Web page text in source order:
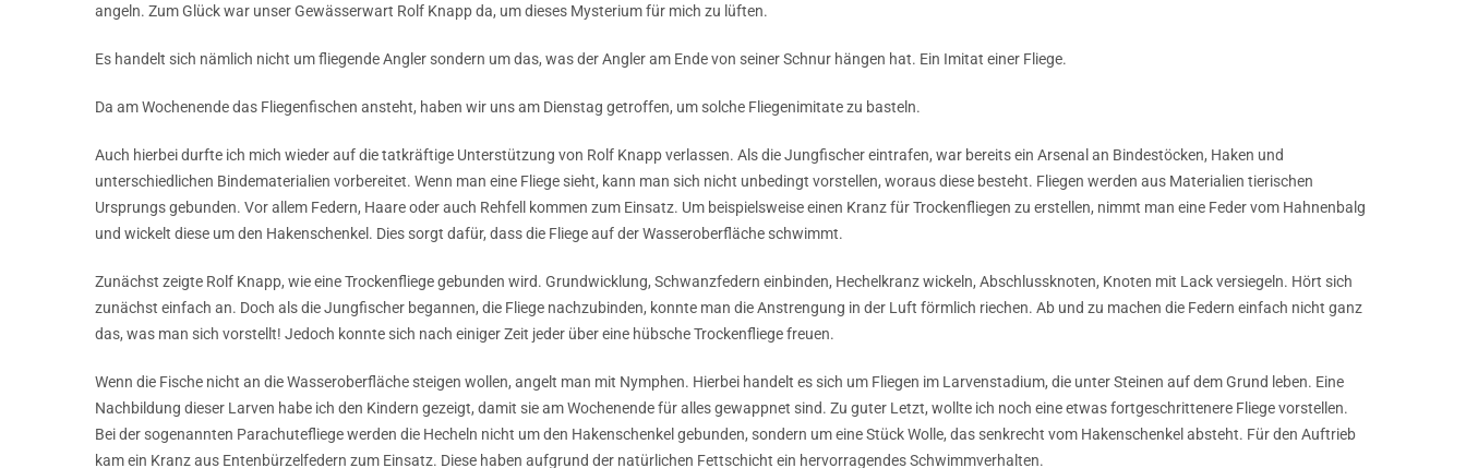
angeln. Zum Glück war unser Gewässerwart Rolf Knapp da, um dieses Mysterium für mich zu lüften.
Es handelt sich nämlich nicht um fliegende Angler sondern um das, was der Angler am Ende von seiner Schnur hängen hat. Ein Imitat einer Fliege.
Da am Wochenende das Fliegenfischen ansteht, haben wir uns am Dienstag getroffen, um solche Fliegenimitate zu basteln.
Auch hierbei durfte ich mich wieder auf die tatkräftige Unterstützung von Rolf Knapp verlassen. Als die Jungfischer eintrafen, war bereits ein Arsenal an Bindestöcken, Haken und
unterschiedlichen Bindematerialien vorbereitet. Wenn man eine Fliege sieht, kann man sich nicht unbedingt vorstellen, woraus diese besteht. Fliegen werden aus Materialien tierischen
Ursprungs gebunden. Vor allem Federn, Haare oder auch Rehfell kommen zum Einsatz. Um beispielsweise einen Kranz für Trockenfliegen zu erstellen, nimmt man eine Feder vom Hahnenbalg
und wickelt diese um den Hakenschenkel. Dies sorgt dafür, dass die Fliege auf der Wasseroberfläche schwimmt.
Zunächst zeigte Rolf Knapp, wie eine Trockenfliege gebunden wird. Grundwicklung, Schwanzfedern einbinden, Hechelkranz wickeln, Abschlussknoten, Knoten mit Lack versiegeln. Hört sich
zunächst einfach an. Doch als die Jungfischer begannen, die Fliege nachzubinden, konnte man die Anstrengung in der Luft förmlich riechen. Ab und zu machen die Federn einfach nicht ganz
das, was man sich vorstellt! Jedoch konnte sich nach einiger Zeit jeder über eine hübsche Trockenfliege freuen.
Wenn die Fische nicht an die Wasseroberfläche steigen wollen, angelt man mit Nymphen. Hierbei handelt es sich um Fliegen im Larvenstadium, die unter Steinen auf dem Grund leben. Eine
Nachbildung dieser Larven habe ich den Kindern gezeigt, damit sie am Wochenende für alles gewappnet sind. Zu guter Letzt, wollte ich noch eine etwas fortgeschrittenere Fliege vorstellen.
Bei der sogenannten Parachutefliege werden die Hecheln nicht um den Hakenschenkel gebunden, sondern um eine Stück Wolle, das senkrecht vom Hakenschenkel absteht. Für den Auftrieb
kam ein Kranz aus Entenbürzelfedern zum Einsatz. Diese haben aufgrund der natürlichen Fettschicht ein hervorragendes Schwimmverhalten.